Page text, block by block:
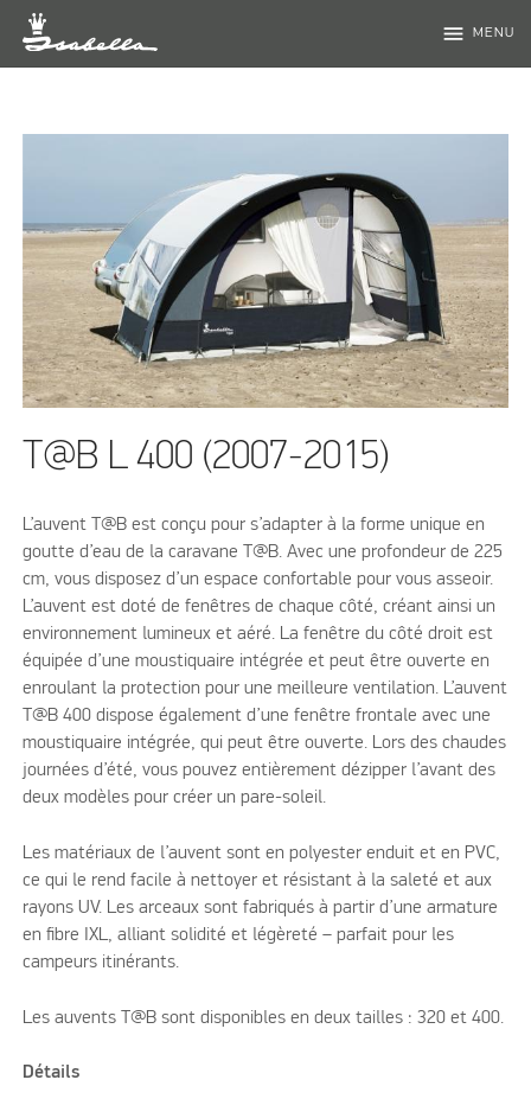
menu MENU
T@B L 400 (2007-2015)
L’auvent T@B est conçu pour s’adapter à la forme unique en
goutte d’eau de la caravane T@B. Avec une profondeur de 225
cm, vous disposez d’un espace confortable pour vous asseoir.
L’auvent est doté de fenêtres de chaque côté, créant ainsi un
environnement lumineux et aéré. La fenêtre du côté droit est
équipée d’une moustiquaire intégrée et peut être ouverte en
enroulant la protection pour une meilleure ventilation. L’auvent
T@B 400 dispose également d’une fenêtre frontale avec une
moustiquaire intégrée, qui peut être ouverte. Lors des chaudes
journées d’été, vous pouvez entièrement dézipper l’avant des
deux modèles pour créer un pare-soleil.
Les matériaux de l’auvent sont en polyester enduit et en PVC,
ce qui le rend facile à nettoyer et résistant à la saleté et aux
rayons UV. Les arceaux sont fabriqués à partir d’une armature
en fibre IXL, alliant solidité et légèreté – parfait pour les
campeurs itinérants.
Les auvents T@B sont disponibles en deux tailles : 320 et 400.
Détails